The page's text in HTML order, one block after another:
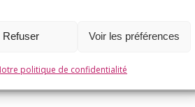
Refuser Voir les préférences
politique de confidentialité